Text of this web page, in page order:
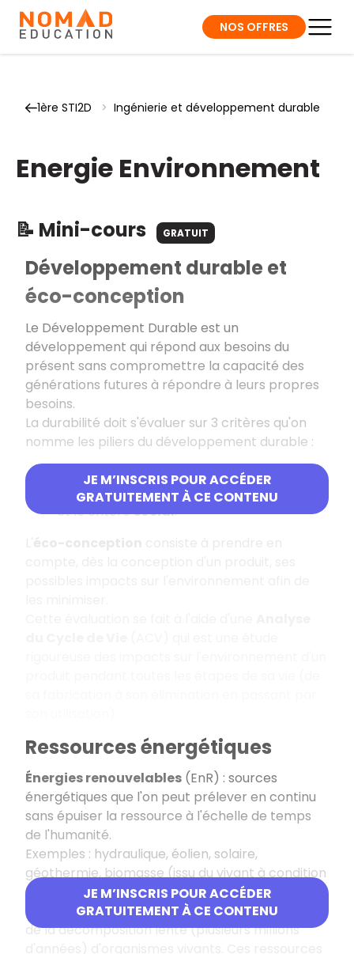
NOS OFFRES
1ère STI2D > Ingénierie et développement durable
Energie Environnement
📝 Mini-cours GRATUIT
JE M’INSCRIS POUR ACCÉDER
GRATUITEMENT À CE CONTENU
Développement durable et
éco-conception
Le Développement Durable est un
développement qui répond aux besoins du
présent sans compromettre la capacité des
générations futures à répondre à leurs propres
besoins.
La durabilité doit s'évaluer sur 3 critères qu'on
nomme les piliers du développement durable :
le critèreécologique,
le critèreéconomique
et le critèresocial.
JE M’INSCRIS POUR ACCÉDER
GRATUITEMENT À CE CONTENU
Ressources énergétiques
Énergies renouvelables (EnR) : sources
énergétiques que l'on peut prélever en continu
sans épuiser la ressource à l'échelle de temps
de l'humanité.
Exemples : hydraulique, éolien, solaire,
géothermie, biomasse (issu du vivant à condition
qu'on replante autant qu'on consomme).
Énergies fossiles: sources énergétiques issues
de la décomposition lente (plusieurs millions